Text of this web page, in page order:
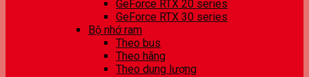
GeForce RTX 20 series
GeForce RTX 30 series
Bộ nhớ ram
Theo bus
Theo hãng
Theo dung lượng